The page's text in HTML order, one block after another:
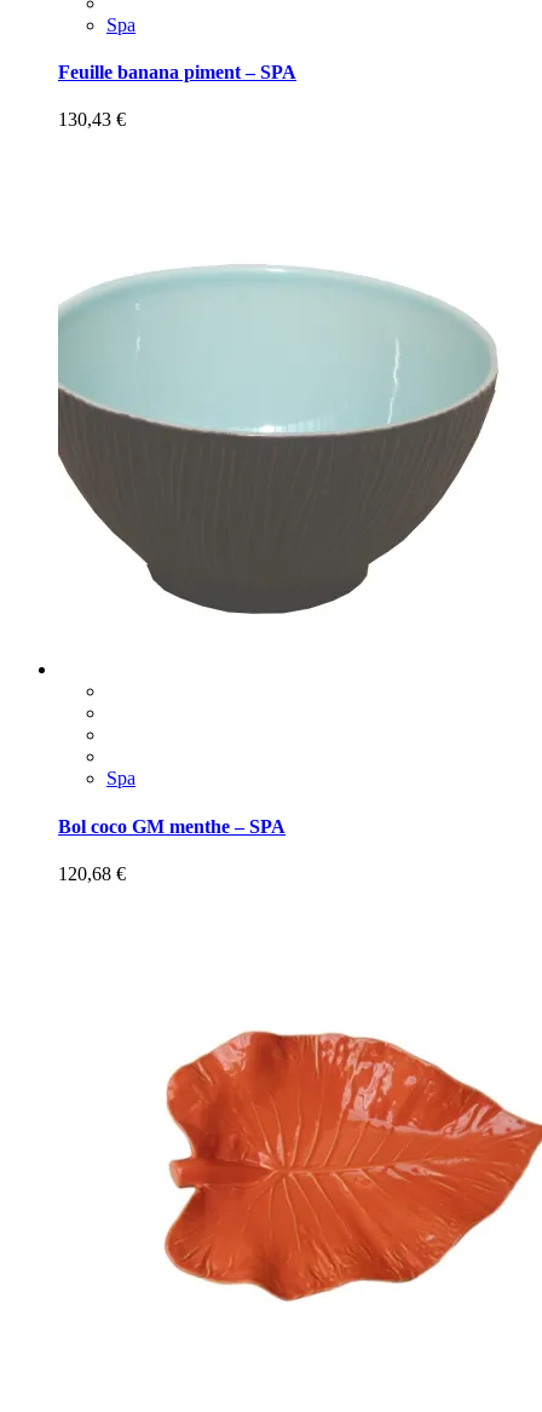
Spa
Feuille banana piment – SPA
130,43 €
Spa
Bol coco GM menthe – SPA
120,68 €